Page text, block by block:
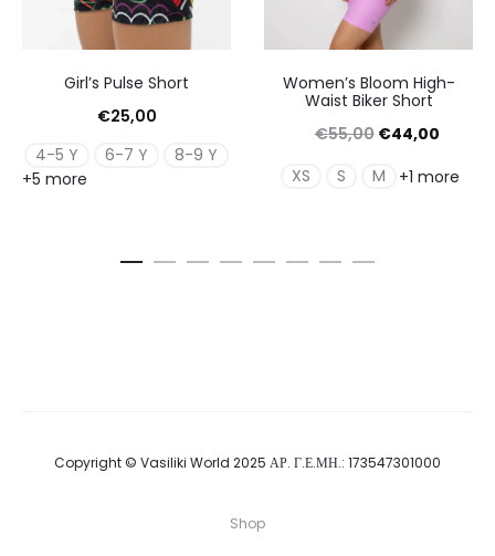
Girl’s Pulse Short
€25,00
4-5 Y
6-7 Y
8-9 Y
+5 more
Women’s Bloom High-
Waist Biker Short
€55,00 Original
price
€44,00Η
XS S M +1 more
Copyright © Vasiliki World 2025 ΑΡ. Γ.Ε.ΜΗ.: 173547301000
Shop